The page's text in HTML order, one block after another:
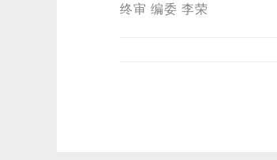
终审 编委 李荣